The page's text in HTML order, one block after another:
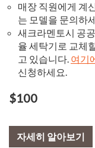
매장 직원에게 계
는 모델을 문의하
새크라멘토시 공
율 세탁기로 교체
고 있습니다. 여기
신청하세요.
$100
자세히 알아보기